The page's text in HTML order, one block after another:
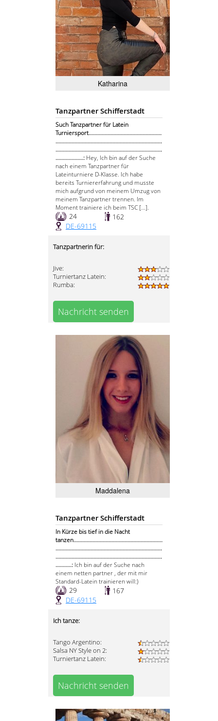
Katharina
Tanzpartner Schifferstadt
Such Tanzpartner für Latein
Turniersport..................................................
.........................................................................
.........................................................................
...................: Hey, Ich bin auf der Suche
nach einem Tanzpartner für
Lateinturniere D-Klasse. Ich habe
bereits Turniererfahrung und musste
mich aufgrund von meinem Umzug von
meinem Tanzpartner trennen. Im
Moment trainiere ich beim TSC [...].
24
162
DE-69115
Tanzpartnerin für:
Jive:
Turniertanz Latein:
Rumba:
Nachricht senden
Maddalena
Tanzpartner Schifferstadt
In Kürze bis tief in die Nacht
tanzen.............................................................
.........................................................................
.........................................................................
...........: Ich bin auf der Suche nach
einem netten partner , der mit mir
Standard-Latein trainieren will:)
29
167
DE-69115
Ich tanze:
Tango Argentino:
Salsa NY Style on 2:
Turniertanz Latein:
Nachricht senden